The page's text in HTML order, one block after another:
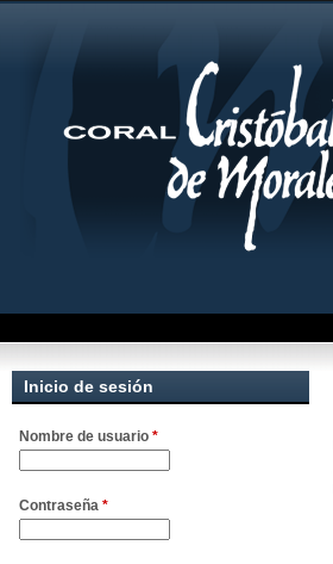
Inicio de sesión
Nombre de usuario *
Contraseña *